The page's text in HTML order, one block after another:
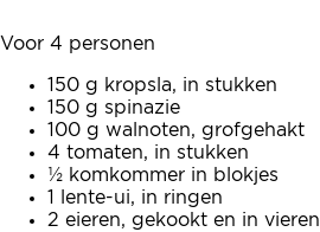
Voor 4 personen
150 g kropsla, in stukken
150 g spinazie
100 g walnoten, grofgehakt
4 tomaten, in stukken
½ komkommer in blokjes
1 lente-ui, in ringen
2 eieren, gekookt en in vieren